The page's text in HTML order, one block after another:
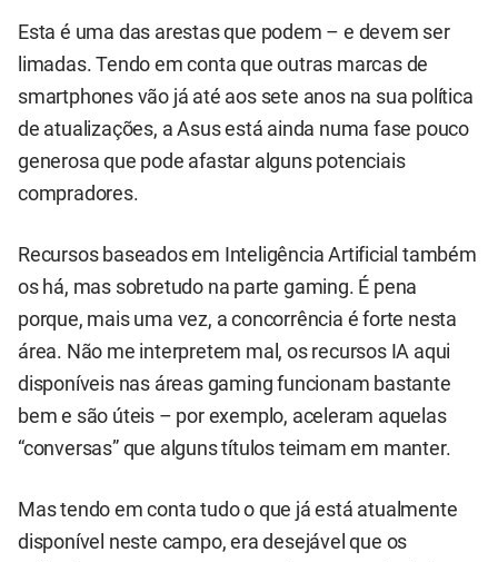
Esta é uma das arestas que podem – e devem ser
limadas. Tendo em conta que outras marcas de
smartphones vão já até aos sete anos na sua política
de atualizações, a Asus está ainda numa fase pouco
generosa que pode afastar alguns potenciais
compradores.
Recursos baseados em Inteligência Artificial também
os há, mas sobretudo na parte gaming. É pena
porque, mais uma vez, a concorrência é forte nesta
área. Não me interpretem mal, os recursos IA aqui
disponíveis nas áreas gaming funcionam bastante
bem e são úteis – por exemplo, aceleram aquelas
“conversas” que alguns títulos teimam em manter.
Mas tendo em conta tudo o que já está atualmente
disponível neste campo, era desejável que os